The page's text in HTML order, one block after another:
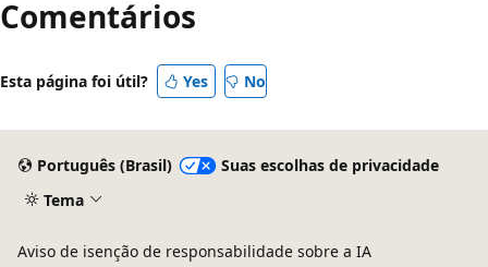
leitura
Comentários
Esta página foi útil? Yes No
Português (Brasil)
Suas escolhas de privacidade
Tema
Aviso de isenção de responsabilidade sobre a IA